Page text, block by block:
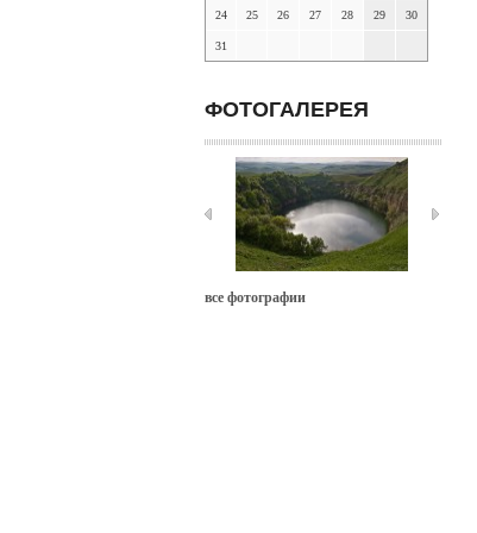
24 25 26 27 28 29 30
31
ФОТОГАЛЕРЕЯ
все фотографии